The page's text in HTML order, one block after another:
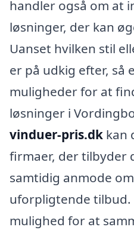
handler også om at
løsninger, der kan
Uanset hvilken stil
er på udkig efter, så
muligheder for at
løsninger i
vinduer-pris.dk kan
firmaer, der tilbyder
samtidig anmode
uforpligtende tilbud.
mulighed for at